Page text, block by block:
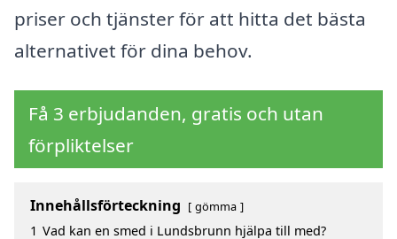
priser och tjänster för att hitta det bästa
alternativet för dina behov.
Få 3 erbjudanden, gratis och utan
förpliktelser
Innehållsförteckning gömma
1 Vad kan en smed i Lundsbrunn hjälpa till med?